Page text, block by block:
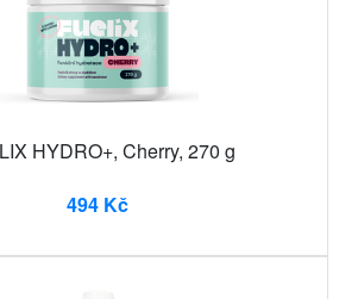
HYDRO+, Cherry, 270 g
494 Kč